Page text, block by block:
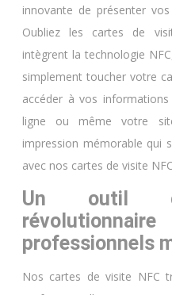
innovante de présenter
Oubliez les cartes de
intègrent la technologie
simplement toucher votre
accéder à vos
ligne ou même votre
impression mémorable qui
avec nos cartes de visite
Un outil
professionnels
Nos cartes de visite NFC